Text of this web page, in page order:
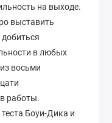
на выходе.
выставить
в любых
восьми
работы.
Боуи-Дика и